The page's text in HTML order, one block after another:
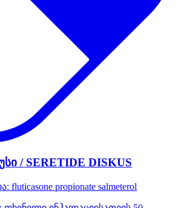
/ SERETIDE DISKUS
fluticasone propionate salmeterol